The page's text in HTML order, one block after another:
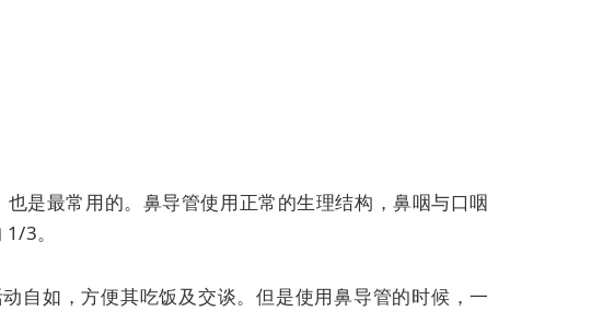
是最常用的。 鼻导管使用正常的生理结构，鼻咽与口咽
3。
自如，方便其吃饭及交谈。但是使用鼻导管的时候，一